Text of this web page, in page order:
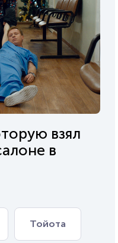
взял
в
Тойота